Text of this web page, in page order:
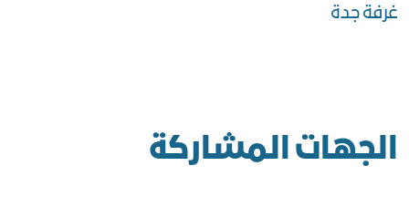
غرفة جدة
الجهات المشاركة